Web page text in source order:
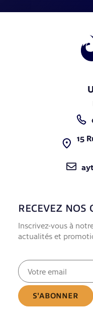
15
RECEVEZ NOS
Inscrivez-vous à
actualités et
E-
mail
(Nécessaire)